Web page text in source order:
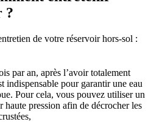
?
de votre réservoir hors-sol :
par an, après l’avoir totalement
indispensable pour garantir une eau
Pour cela, vous pouvez utiliser un
haute pression afin de décrocher les